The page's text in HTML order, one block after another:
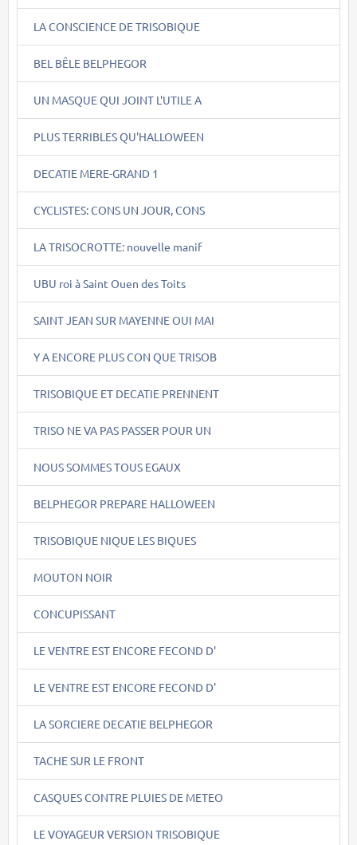
LA CONSCIENCE DE TRISOBIQUE
BEL BÊLE BELPHEGOR
UN MASQUE QUI JOINT L'UTILE A
PLUS TERRIBLES QU'HALLOWEEN
DECATIE MERE-GRAND 1
CYCLISTES: CONS UN JOUR, CONS
LA TRISOCROTTE: nouvelle manif
UBU roi à Saint Ouen des Toits
SAINT JEAN SUR MAYENNE OUI MAI
Y A ENCORE PLUS CON QUE TRISOB
TRISOBIQUE ET DECATIE PRENNENT
TRISO NE VA PAS PASSER POUR UN
NOUS SOMMES TOUS EGAUX
BELPHEGOR PREPARE HALLOWEEN
TRISOBIQUE NIQUE LES BIQUES
MOUTON NOIR
CONCUPISSANT
LE VENTRE EST ENCORE FECOND D'
LE VENTRE EST ENCORE FECOND D'
LA SORCIERE DECATIE BELPHEGOR
TACHE SUR LE FRONT
CASQUES CONTRE PLUIES DE METEO
LE VOYAGEUR VERSION TRISOBIQUE